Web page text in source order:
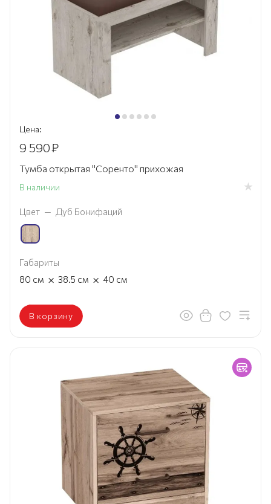
Цена:
9 590₽
Тумба открытая "Соренто" прихожая
В наличии
Цвет — Дуб Бонифаций
Габариты
80 см × 38.5 см × 40 см
В корзину